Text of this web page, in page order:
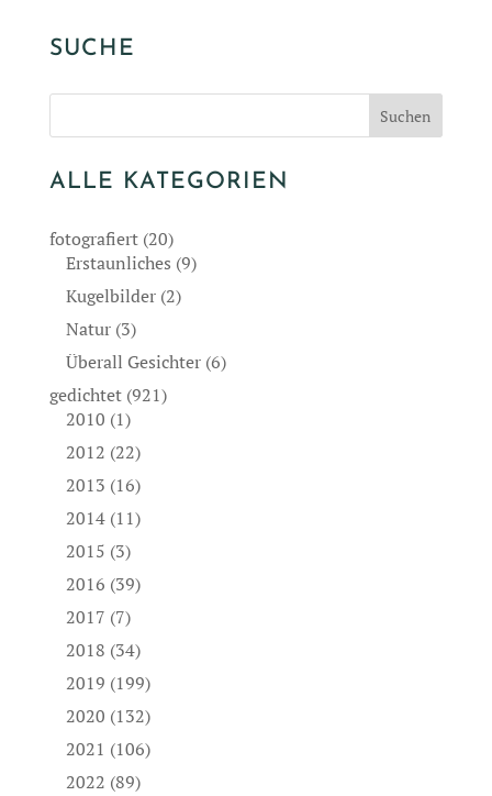
SUCHE
ALLE KATEGORIEN
fotografiert(20)
Erstaunliches (9)
Kugelbilder(2)
Natur(3)
Überall Gesichter(6)
gedichtet(921)
2010 (1)
2012 (22)
2013 (16)
2014(11)
2015 (3)
2016 (39)
2017 (7)
2018 (34)
2019 (199)
2020 (132)
2021 (106)
2022 (89)